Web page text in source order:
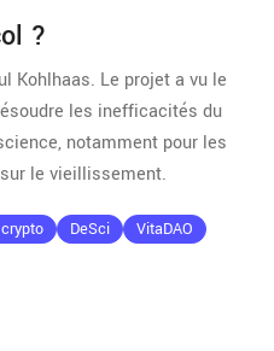
?
Kohlhaas. Le projet a vu le
les inefficacités du
notamment pour les
le vieillissement.
DeSci
VitaDAO